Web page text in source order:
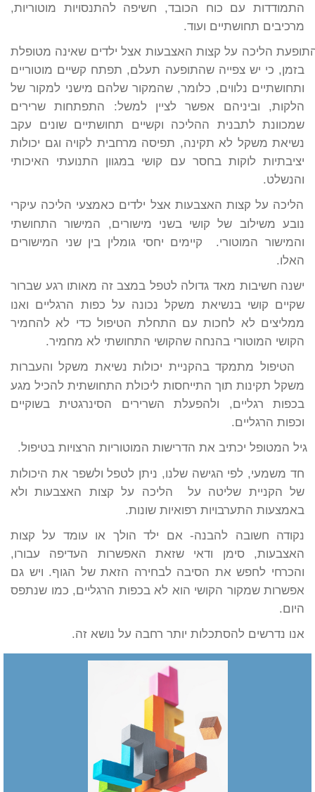
התמודדות עם כוח הכובד, חשיפה להתנסויות מוטוריות,
מרכיבים תחושתיים ועוד.
הליכה על קצות האצבעות אצל ילדים שאינה מטופלת
בזמן, כי יש צפייה שהתופעה תעלם, תפתח קשיים מוטוריים
ותחושתיים נלווים, כלומר, שהמקור שלהם מישני למקור של
הלקות, וביניהם אפשר לציין למשל: התפתחות שרירים
שמכוונת לתבנית ההליכה וקשיים תחושתיים שונים עקב
נשיאת משקל לא תקינה, תפיסה מרחבית לקויה וגם יכולות
יציבתיות לוקות בחסר עם קושי במגוון התנועתי האיכותי
והנשלט.
הליכה על קצות האצבעות אצל ילדים כאמצעי הליכה עיקרי
נובע משילוב של קושי בשני מישורים, המישור התחושתי
והמישור המוטורי. קיימים יחסי גומלין בין שני המישורים
האלו.
ישנה חשיבות מאד גדולה לטפל במצב זה מאותו רגע שברור
שקיים קושי בנשיאת משקל נכונה על כפות הרגליים ואנו
ממליצים לא לחכות עם התחלת הטיפול כדי לא להחמיר
הקושי המוטורי בהנחה שהקושי התחושתי לא מחמיר.
הטיפול מתמקד בהקניית יכולות נשיאת משקל והעברות
משקל תקינות תוך התייחסות ליכולת התחושתית להכיל מגע
בכפות רגליים, ולהפעלת השרירים הסינרגטית בשוקיים
וכפות הרגליים.
גיל המטופל יכתיב את הדרישות המוטוריות הרצויות בטיפול.
חד משמעי, לפי הגישה שלנו, ניתן לטפל ולשפר את היכולות
של הקניית שליטה על
הליכה על קצות האצבעות ולא
באמצעות התערבויות רפואיות שונות.
נקודה חשובה להבנה- אם ילד הולך או עומד על קצות
האצבעות, סימן ודאי שזאת האפשרות העדיפה עבורו,
והכרחי לחפש את הסיבה לבחירה הזאת של הגוף. ויש גם
אפשרות שמקור הקושי הוא לא בכפות הרגליים, כמו שנתפס
היום.
אנו נדרשים להסתכלות יותר רחבה על נושא זה.